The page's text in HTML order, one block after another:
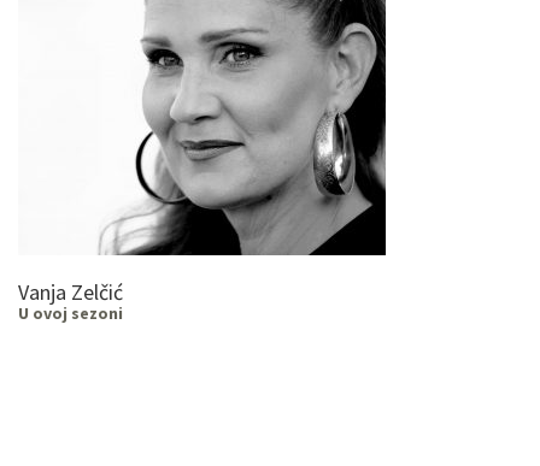
Vanja Zelčić
U ovoj sezoni